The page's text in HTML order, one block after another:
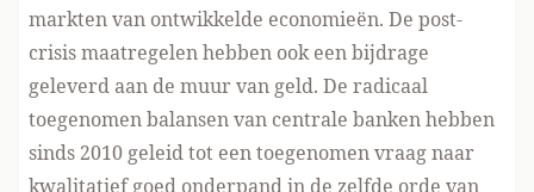
markten van ontwikkelde economieën. De post-
crisis maatregelen hebben ook een bijdrage
geleverd aan de muur van geld. De radicaal
toegenomen balansen van centrale banken hebben
sinds 2010 geleid tot een toegenomen vraag naar
kwalitatief goed onderpand in de zelfde orde van